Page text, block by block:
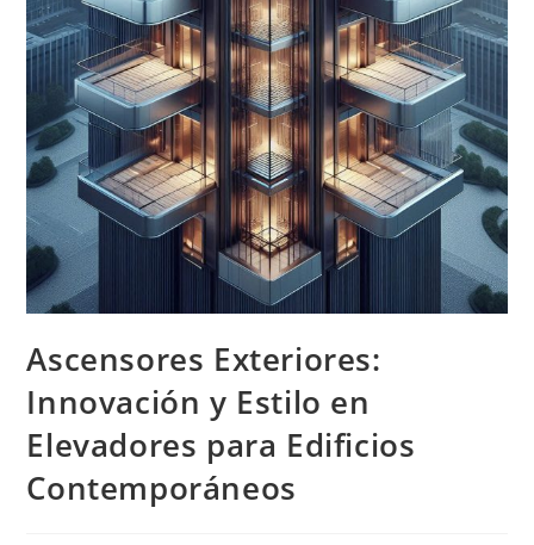
Ascensores Exteriores:
Innovación y Estilo en
Elevadores para Edificios
Contemporáneos